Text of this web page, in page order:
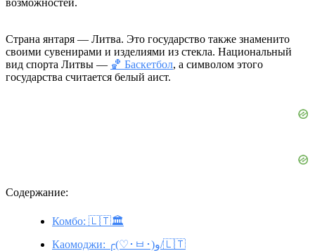
Страна янтаря — Литва. Это государство также знаменито
своими сувенирами и изделиями из стекла. Национальный
вид спорта Литвы — 🏀 Баскетбол, а символом этого
государства считается белый аист.
Содержание:
Комбо: 🇱🇹🏛️
Каомоджи: ╭(♡･ㅂ･)و/🇱🇹